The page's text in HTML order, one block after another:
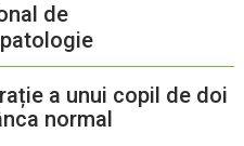
de
a unui copil de doi
normal